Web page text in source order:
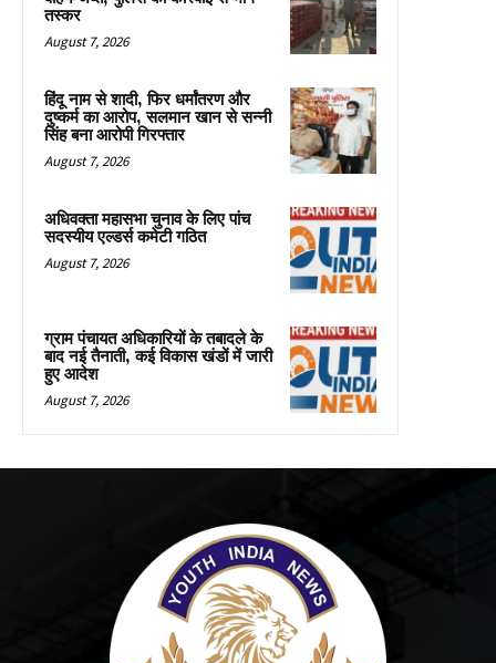
तस्कर
August 7, 2026
हिंदू नाम से शादी, फिर धर्मांतरण और
दुष्कर्म का आरोप, सलमान खान से सन्नी
सिंह बना आरोपी गिरफ्तार
August 7, 2026
अधिवक्ता महासभा चुनाव के लिए पांच
सदस्यीय एल्डर्स कमेटी गठित
August 7, 2026
ग्राम पंचायत अधिकारियों के तबादले के
बाद नई तैनाती, कई विकास खंडों में जारी
हुए आदेश
August 7, 2026